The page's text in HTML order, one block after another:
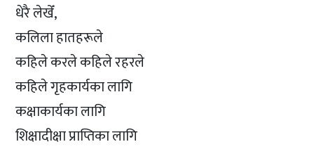
धेरै लेखेँ,
कलिला हातहरूले
कहिले करले कहिले रहरले
कहिले गृहकार्यका लागि
कक्षाकार्यका लागि
शिक्षादीक्षा प्राप्तिका लागि